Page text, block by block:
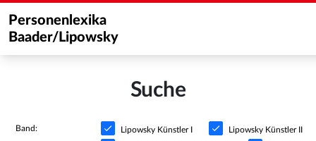
Personenlexika
Baader/Lipowsky
Suche
Band: Lipowsky Künstler I Lipowsky Künstler II